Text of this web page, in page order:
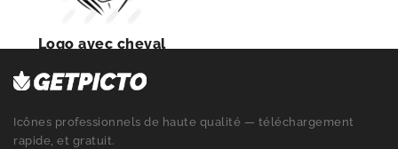
Logo avec cheval
Icônes professionnels de haute qualité — téléchargement
rapide, et gratuit.